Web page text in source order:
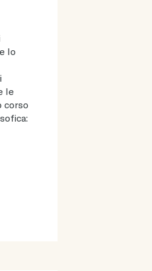
lo
le
corso